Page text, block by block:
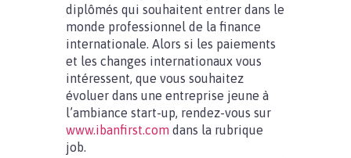
diplômés qui souhaitent entrer dans le
monde professionnel de la finance
internationale. Alors si les paiements
et les changes internationaux vous
intéressent, que vous souhaitez
évoluer dans une entreprise jeune à
l’ambiance start-up, rendez-vous sur
www.ibanfirst.com dans la rubrique
job.